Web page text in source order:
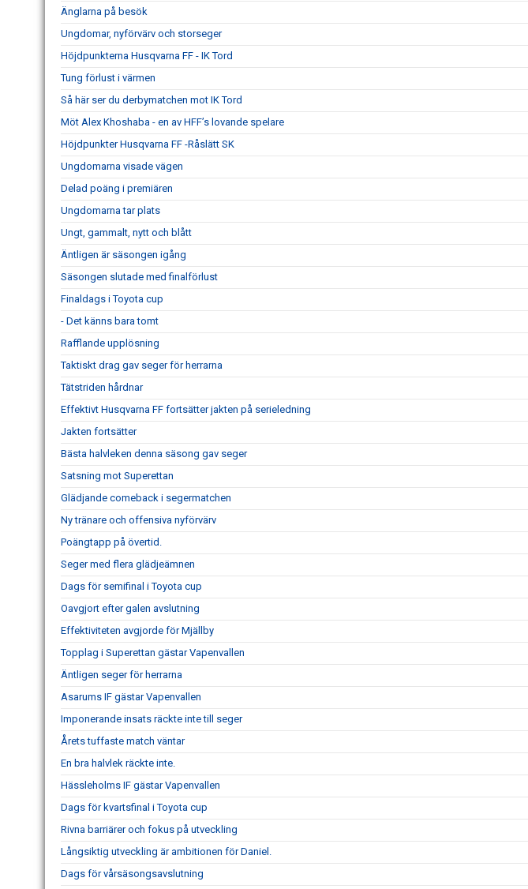
Änglarna på besök
Ungdomar, nyförvärv och storseger
Höjdpunkterna Husqvarna FF - IK Tord
Tung förlust i värmen
Så här ser du derbymatchen mot IK Tord
Möt Alex Khoshaba - en av HFF’s lovande spelare
Höjdpunkter Husqvarna FF -Råslätt SK
Ungdomarna visade vägen
Delad poäng i premiären
Ungdomarna tar plats
Ungt, gammalt, nytt och blått
Äntligen är säsongen igång
Säsongen slutade med finalförlust
Finaldags i Toyota cup
- Det känns bara tomt
Rafflande upplösning
Taktiskt drag gav seger för herrarna
Tätstriden hårdnar
Effektivt Husqvarna FF fortsätter jakten på serieledning
Jakten fortsätter
Bästa halvleken denna säsong gav seger
Satsning mot Superettan
Glädjande comeback i segermatchen
Ny tränare och offensiva nyförvärv
Poängtapp på övertid.
Seger med flera glädjeämnen
Dags för semifinal i Toyota cup
Oavgjort efter galen avslutning
Effektiviteten avgjorde för Mjällby
Topplag i Superettan gästar Vapenvallen
Äntligen seger för herrarna
Asarums IF gästar Vapenvallen
Imponerande insats räckte inte till seger
Årets tuffaste match väntar
En bra halvlek räckte inte.
Hässleholms IF gästar Vapenvallen
Dags för kvartsfinal i Toyota cup
Rivna barriärer och fokus på utveckling
Långsiktig utveckling är ambitionen för Daniel.
Dags för vårsäsongsavslutning